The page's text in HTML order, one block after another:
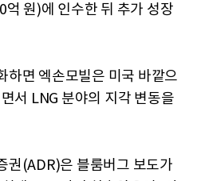
원)에 인수한 뒤 추가 성장
하면 엑손모빌은 미국 바깥으
서 LNG 분야의 지각 변동을
권(ADR)은 블룸버그 보도가